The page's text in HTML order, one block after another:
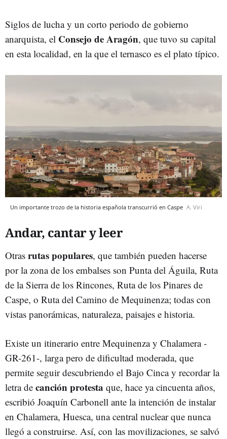
Siglos de lucha y un corto periodo de gobierno
anarquista, el Consejo de Aragón, que tuvo su capital
en esta localidad, en la que el ternasco es el plato típico.
Un importante trozo de la historia española transcurrió en Caspe A. Viri
Andar, cantar y leer
Otras rutas populares, que también pueden hacerse
por la zona de los embalses son Punta del Águila, Ruta
de la Sierra de los Rincones, Ruta de los Pinares de
Caspe, o Ruta del Camino de Mequinenza; todas con
vistas panorámicas, naturaleza, paisajes e historia.
Existe un itinerario entre Mequinenza y Chalamera -
GR-261-, larga pero de dificultad moderada, que
permite seguir descubriendo el Bajo Cinca y recordar la
letra de canción protesta que, hace ya cincuenta años,
escribió Joaquín Carbonell ante la intención de instalar
en Chalamera, Huesca, una central nuclear que nunca
llegó a construirse. Así, con las movilizaciones, se salvó